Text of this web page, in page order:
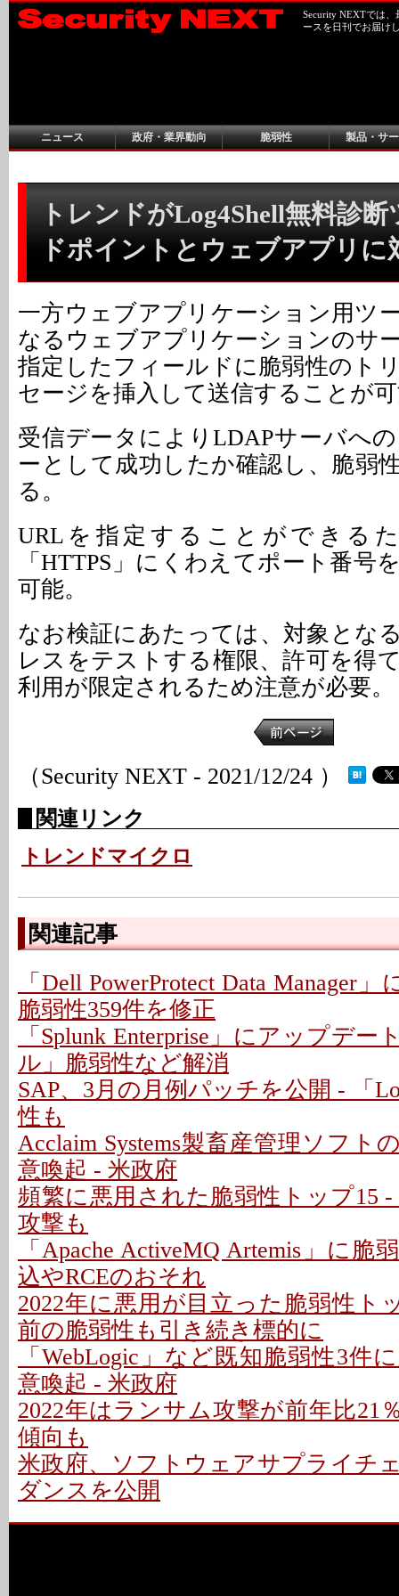
Security NEXTでは
ースを日刊でお届け
ニュース 政府・業界動向 脆弱性 製品・サ
トレンドがLog4Shell無料診
ドポイントとウェブアプリに
一方ウェブアプリケーション用ツ
なるウェブアプリケーションのサ
指定したフィールドに脆弱性のト
セージを挿入して送信することが
受信データによりLDAPサーバへ
ーとして成功したか確認し、脆弱
る。
URLを指定することができる
「HTTPS」にくわえてポート番号
可能。
なお検証にあたっては、対象とな
レスをテストする権限、許可を得
利用が限定されるため注意が必要。
（Security NEXT - 2021/12/24 ）
関連リンク
トレンドマイクロ
関連記事
「Dell PowerProtect Data Manager
脆弱性359件を修正
「Splunk Enterprise」にアップデ
ル」脆弱性など解消
SAP、3月の月例パッチを公開 - 「
性も
Acclaim Systems製畜産管理ソフト
意喚起 - 米政府
頻繁に悪用された脆弱性トップ15
攻撃も
「Apache ActiveMQ Artemis」に脆
込やRCEのおそれ
2022年に悪用が目立った脆弱性ト
前の脆弱性も引き続き標的に
「WebLogic」など既知脆弱性3件
意喚起 - 米政府
2022年はランサム攻撃が前年比21
傾向も
米政府、ソフトウェアサプライチ
ダンスを公開